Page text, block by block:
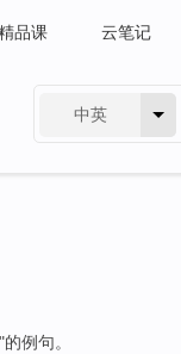
品课 云笔记
中英
"的例句。